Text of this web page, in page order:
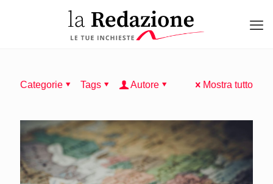
Categorie Tags Autore Mostra tutto